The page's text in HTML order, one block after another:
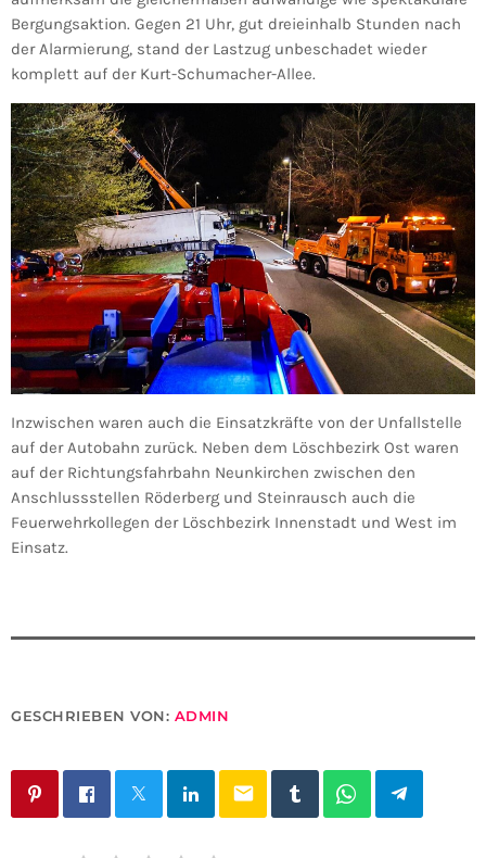
Bergungsaktion. Gegen 21 Uhr, gut dreieinhalb Stunden nach
der Alarmierung, stand der Lastzug unbeschadet wieder
komplett auf der Kurt-Schumacher-Allee.
Inzwischen waren auch die Einsatzkräfte von der Unfallstelle
auf der Autobahn zurück. Neben dem Löschbezirk Ost waren
auf der Richtungsfahrbahn Neunkirchen zwischen den
Anschlussstellen Röderberg und Steinrausch auch die
Feuerwehrkollegen der Löschbezirk Innenstadt und West im
Einsatz.
GESCHRIEBEN VON: ADMIN
email